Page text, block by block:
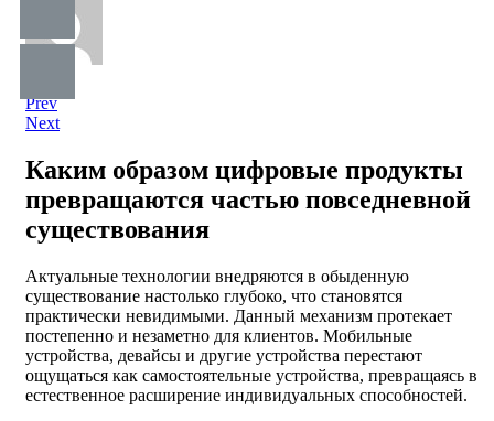
Prev
Next
Каким образом цифровые продукты
превращаются частью повседневной
существования
Актуальные технологии внедряются в обыденную
существование настолько глубоко, что становятся
практически невидимыми. Данный механизм протекает
постепенно и незаметно для клиентов. Мобильные
устройства, девайсы и другие устройства перестают
ощущаться как самостоятельные устройства, превращаясь в
естественное расширение индивидуальных способностей.